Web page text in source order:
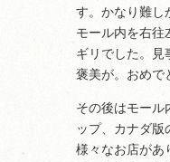
す。かなり難し
モール内を右往
ギリでした。見
褒美が。おめで
その後はモール
ップ、カナダ
様々なお店があ